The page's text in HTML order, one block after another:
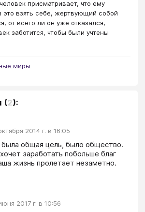
присматривает, что ему
это взять себе, жертвующий собой
от всего ли он уже отказался,
заботится, чтобы были учтены
миры
(2):
2014 г. в 16:05
общая цель, было общество.
заработать побольше благ
2017 г. в 10:56